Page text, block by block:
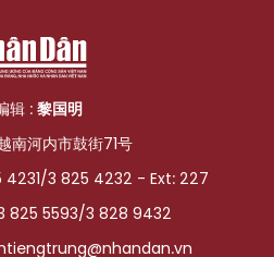
辑 : 黎国明
南河内市鼓街71号
3 825 4232 - Ext: 227
825 5593/3 828 9432